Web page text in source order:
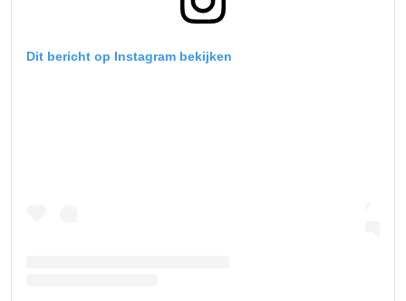
Dit bericht op Instagram bekijken